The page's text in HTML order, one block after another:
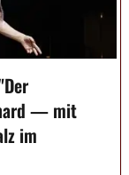
— mit
im